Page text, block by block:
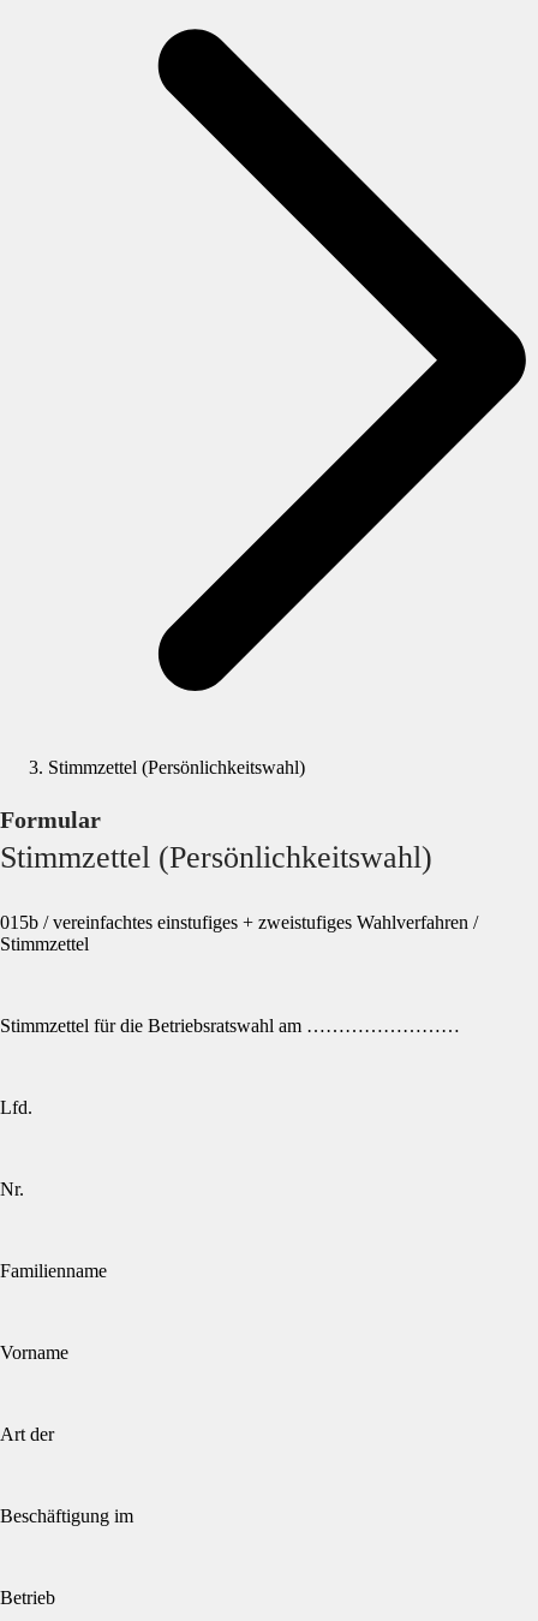
Stimmzettel (Persönlichkeitswahl)
Formular
Stimmzettel (Persönlichkeitswahl)
015b / vereinfachtes einstufiges + zweistufiges Wahlverfahren /
Stimmzettel
Stimmzettel für die Betriebsratswahl am ……………………
Lfd.
Nr.
Familienname
Vorname
Art der
Beschäftigung im
Betrieb